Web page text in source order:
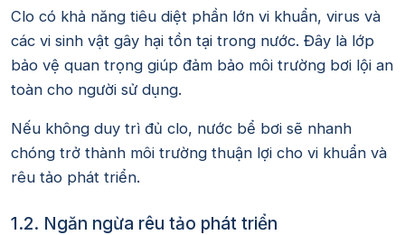
Clo có khả năng tiêu diệt phần lớn vi khuẩn, virus và
các vi sinh vật gây hại tồn tại trong nước. Đây là lớp
bảo vệ quan trọng giúp đảm bảo môi trường bơi lội an
toàn cho người sử dụng.
Nếu không duy trì đủ clo, nước bể bơi sẽ nhanh
chóng trở thành môi trường thuận lợi cho vi khuẩn và
rêu tảo phát triển.
1.2. Ngăn ngừa rêu tảo phát triển